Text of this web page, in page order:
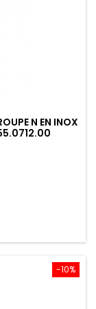
N EN INOX
-10%